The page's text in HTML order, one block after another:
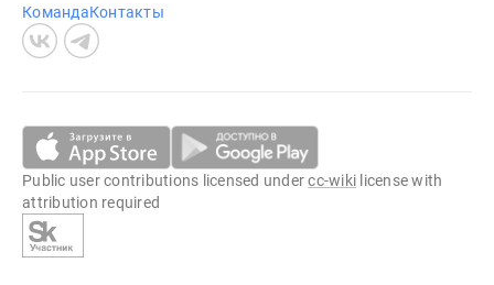
КомандаКонтакты
Public user contributions licensed undercc-wiki license with
attribution required